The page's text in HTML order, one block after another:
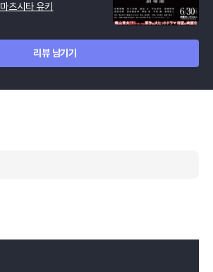
마츠시타 유키
리뷰 남기기